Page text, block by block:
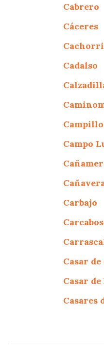
Cabrero
Cáceres
Cadalso
Campo
Carbajo
Casar
Casar
Casares